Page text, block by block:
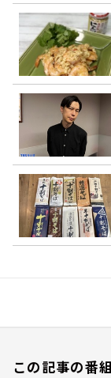
この記事の番